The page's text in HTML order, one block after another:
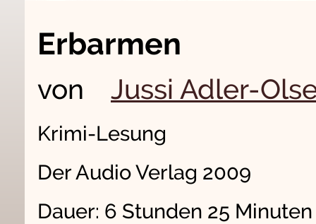
Erbarmen
von Jussi Adler-
Krimi-Lesung
Der Audio Verlag 2009
Dauer: 6 Stunden 25